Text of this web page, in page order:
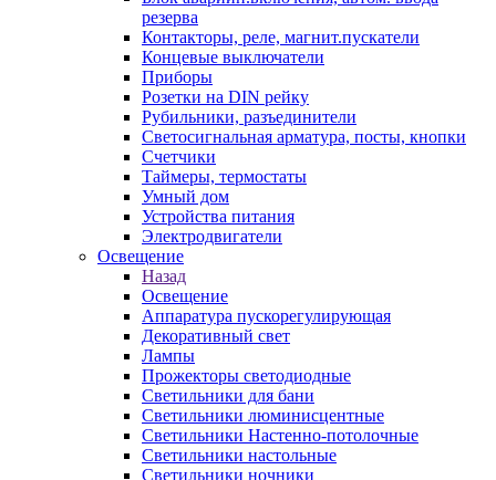
резерва
Контакторы, реле, магнит.пускатели
Концевые выключатели
Приборы
Розетки на DIN рейку
Рубильники, разъединители
Светосигнальная арматура, посты, кнопки
Счетчики
Таймеры, термостаты
Умный дом
Устройства питания
Электродвигатели
Освещение
Назад
Освещение
Аппаратура пускорегулирующая
Декоративный свет
Лампы
Прожекторы светодиодные
Светильники для бани
Светильники люминисцентные
Светильники Настенно-потолочные
Светильники настольные
Светильники ночники